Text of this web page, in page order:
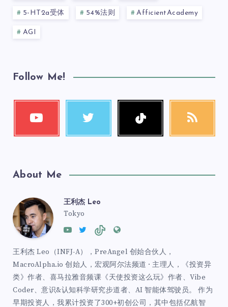
5-HT2a受体 54%法则 AfficientAcademy
AGI
Follow Me!
About Me
王利杰 Leo
Tokyo
王利杰 Leo（INFJ-A），PreAngel 创始合伙人，
MacroAlpha.io 创始人，宏观阿尔法频道 · 主理人，《投资异
类》作者、喜马拉雅音频课《天使投资这么玩》作者、Vibe
Coder、意识&认知科学研究步道者、AI 智能体驾驶员。 作为
早期投资人，我累计投资了300+初创公司，其中包括亿航智